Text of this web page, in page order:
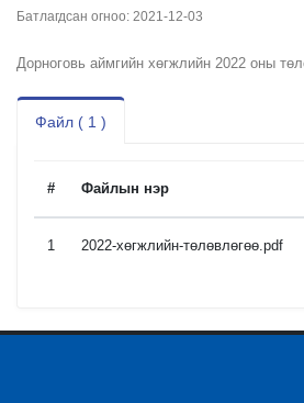
Батлагдсан огноо: 2021-12-03
Дорноговь аймгийн хөгжлийн 2022 оны
Файл ( 1 )
# Файлын нэр
1 2022-хөгжлийн-төлөвлөгөө.pdf